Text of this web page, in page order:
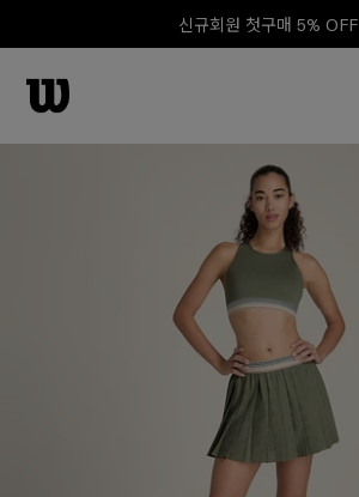
신규회원 첫구매 5% OFF